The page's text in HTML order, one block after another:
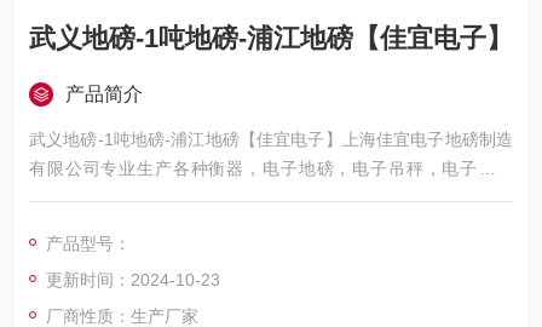
武义地磅-1吨地磅-浦江地磅【佳宜电子】
产品简介
武义地磅-1吨地磅-浦江地磅【佳宜电子】上海佳宜电子地磅制造
有限公司专业生产各种衡器，电子地磅，电子吊秤，电子叉车
秤，电子汽车衡，移动地磅，超低地磅， 防爆地磅，带打印地
动式汽车衡，出口式地磅，欢迎新老客户前来咨询，
产品型号：
更新时间：2024-10-23
厂商性质：生产厂家